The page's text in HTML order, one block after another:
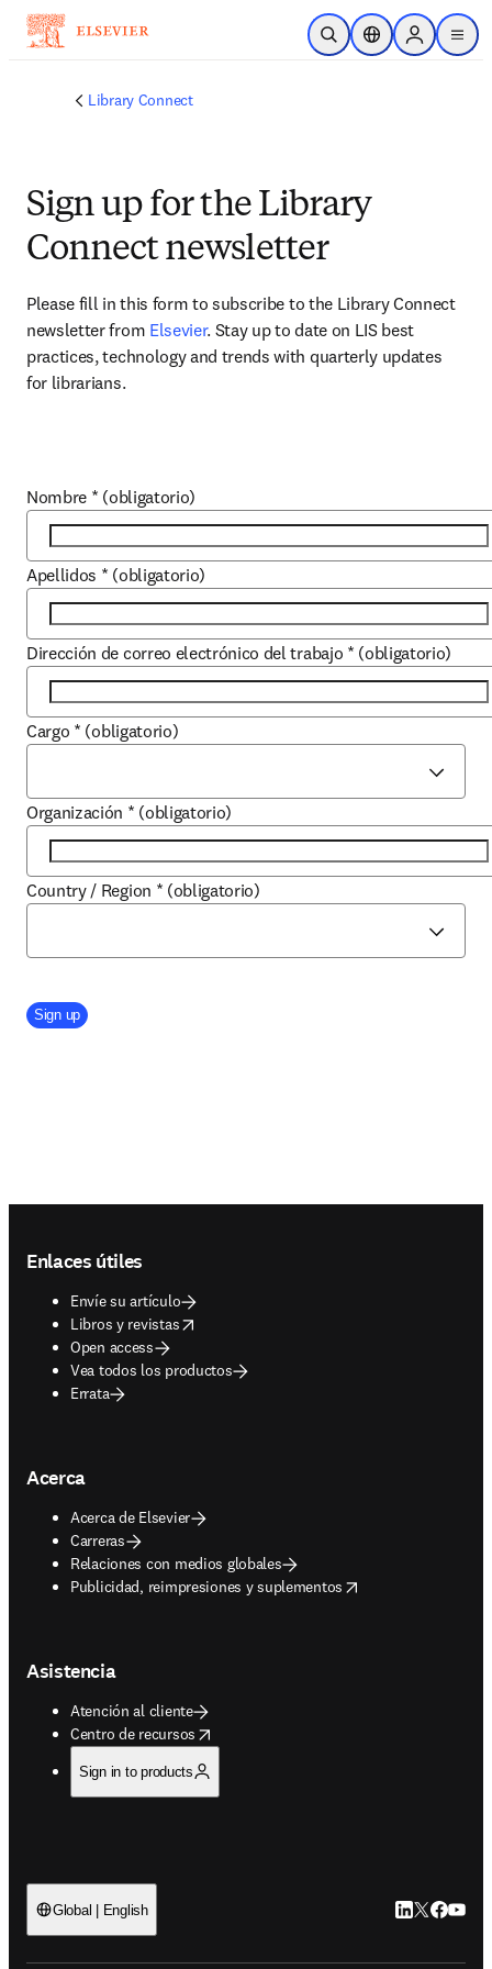
Saltar al contenido principal
Abrir búsqueda
Selector deSign in to
menu
Library Connect
Sign up for the Library
Connect newsletter
Please fill in this form to subscribe to the Library Connect
newsletter from Elsevier. Stay up to date on LIS best
practices, technology and trends with quarterly updates
for librarians.
Nombre * (obligatorio)
Apellidos * (obligatorio)
Dirección de correo electrónico del trabajo * (obligatorio)
Cargo * (obligatorio)
Organización * (obligatorio)
Country / Region * (obligatorio)
Company Division
Sign up
Enlaces útiles
Envíe su artículo
Libros y revistas
opens in new tab/window
Open access
Vea todos los productos
Errata
Acerca
Acerca de Elsevier
Carreras
Relaciones con medios globales
Publicidad, reimpresiones y suplementos
opens in new tab/window
Asistencia
Atención al cliente
Centro de recursos
opens in new tab/window
Sign in to products
Global | English LinkedIn se
Twitter se